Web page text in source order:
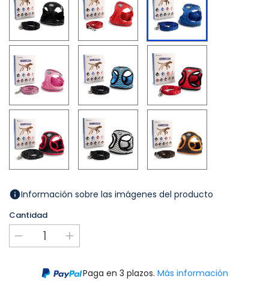
Rosa Azul
Negro
Rojo
Negro
Rojo
Blanco
Negro
Marrón
Información sobre las imágenes del producto
Cantidad
Paga en 3 plazos. Más información